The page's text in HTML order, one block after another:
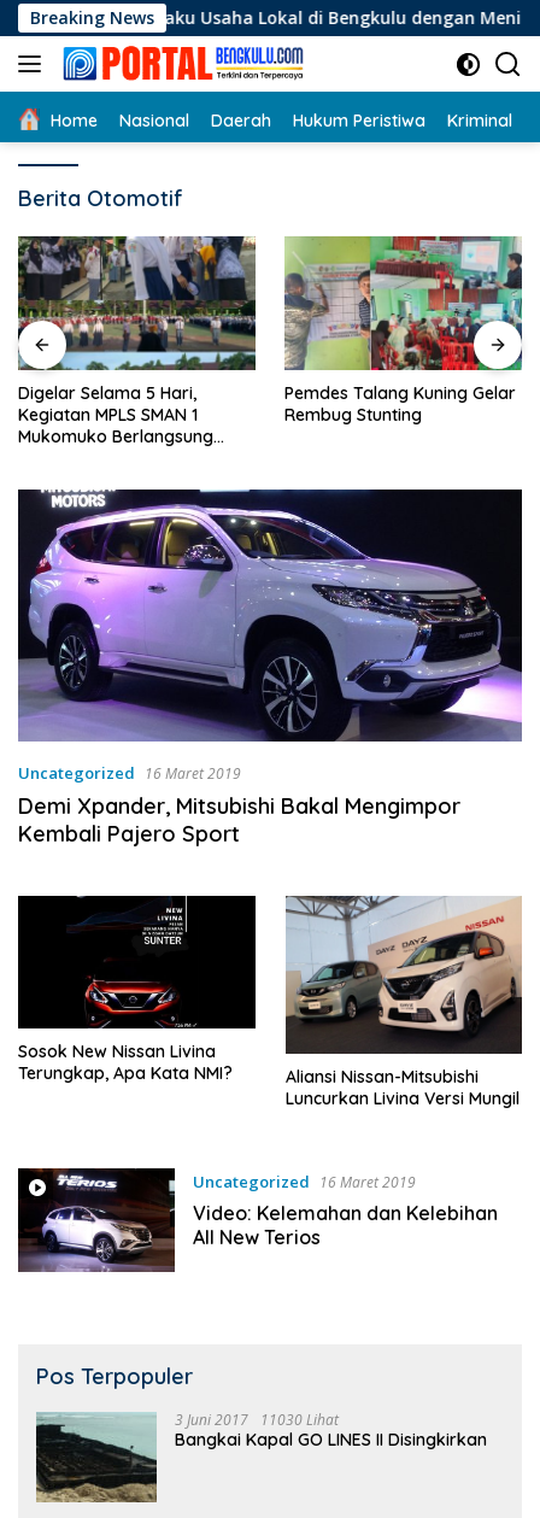
Langsung
ke
konten
Breaking News
Pelaku Usaha Lokal di Bengkulu dengan Meningkatkan
Home Nasional Daerah Hukum Peristiwa Kriminal
Berita Otomotif
Digelar Selama 5 Hari,
Kegiatan MPLS SMAN 1
Mukomuko Berlangsung
Pemdes Talang Kuning Gelar
Rembug Stunting
Uncategorized 16 Maret 2019
Demi Xpander, Mitsubishi Bakal Mengimpor
Kembali Pajero Sport
Sosok New Nissan Livina
Terungkap, Apa Kata NMI?
Aliansi Nissan-Mitsubishi
Luncurkan Livina Versi Mungil
Uncategorized 16 Maret 2019
Video: Kelemahan dan Kelebihan
All New Terios
Pos Terpopuler
3 Juni 2017 11030 Lihat
Bangkai Kapal GO LINES II Disingkirkan